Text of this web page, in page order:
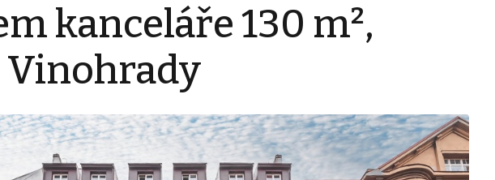
kanceláře 130 m²,
Vinohrady